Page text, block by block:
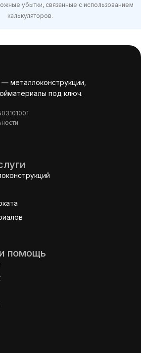
убытки, связанные с использованием
калькуляторов.
металлоконструкции,
под ключ.
помощь